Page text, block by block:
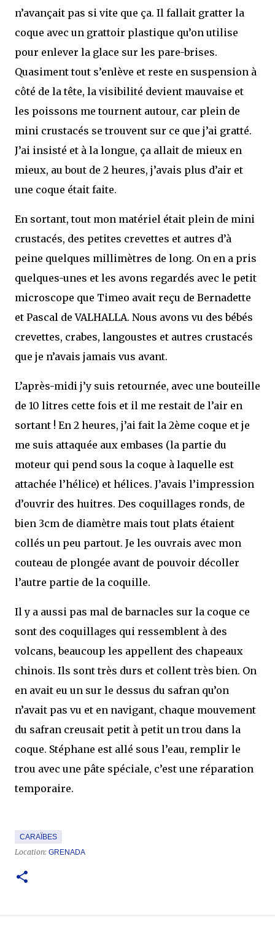
n’avançait pas si vite que ça. Il fallait gratter la
coque avec un grattoir plastique qu’on utilise
pour enlever la glace sur les pare-brises.
Quasiment tout s’enlève et reste en suspension à
côté de la tête, la visibilité devient mauvaise et
les poissons me tournent autour, car plein de
mini crustacés se trouvent sur ce que j’ai gratté.
J’ai insisté et à la longue, ça allait de mieux en
mieux, au bout de 2 heures, j’avais plus d’air et
une coque était faite.
En sortant, tout mon matériel était plein de mini
crustacés, des petites crevettes et autres d’à
peine quelques millimètres de long. On en a pris
quelques-unes et les avons regardés avec le petit
microscope que Timeo avait reçu de Bernadette
et Pascal de VALHALLA. Nous avons vu des bébés
crevettes, crabes, langoustes et autres crustacés
que je n’avais jamais vus avant.
L’après-midi j’y suis retournée, avec une bouteille
de 10 litres cette fois et il me restait de l’air en
sortant ! En 2 heures, j’ai fait la 2ème coque et je
me suis attaquée aux embases (la partie du
moteur qui pend sous la coque à laquelle est
attachée l’hélice) et hélices. J’avais l’impression
d’ouvrir des huitres. Des coquillages ronds, de
bien 3cm de diamètre mais tout plats étaient
collés un peu partout. Je les ouvrais avec mon
couteau de plongée avant de pouvoir décoller
l’autre partie de la coquille.
Il y a aussi pas mal de barnacles sur la coque ce
sont des coquillages qui ressemblent à des
volcans, beaucoup les appellent des chapeaux
chinois. Ils sont très durs et collent très bien. On
en avait eu un sur le dessus du safran qu’on
n’avait pas vu et en navigant, chaque mouvement
du safran creusait petit à petit un trou dans la
coque. Stéphane est allé sous l’eau, remplir le
trou avec une pâte spéciale, c’est une réparation
temporaire.
CARAÏBES
Location: GRENADA